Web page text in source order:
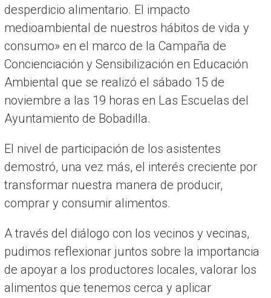
desperdicio alimentario. El impacto
medioambiental de nuestros hábitos de vida y
consumo» en el marco de la Campaña de
Concienciación y Sensibilización en Educación
Ambiental que se realizó el sábado 15 de
noviembre a las 19 horas en Las Escuelas del
Ayuntamiento de Bobadilla.
El nivel de participación de los asistentes
demostró, una vez más, el interés creciente por
transformar nuestra manera de producir,
comprar y consumir alimentos.
A través del diálogo con los vecinos y vecinas,
pudimos reflexionar juntos sobre la importancia
de apoyar a los productores locales, valorar los
alimentos que tenemos cerca y aplicar